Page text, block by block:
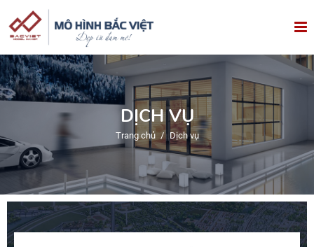
DỊCH VỤ
Trang chủ / Dịch vụ